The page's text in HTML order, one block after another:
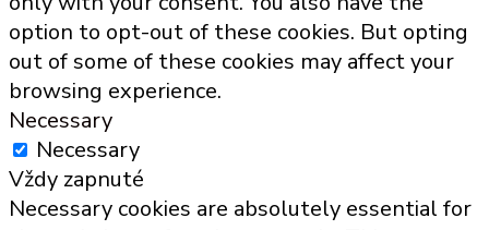
option to opt-out of these cookies. But opting
out of some of these cookies may affect your
browsing experience.
Necessary
Necessary
Vždy zapnuté
Necessary cookies are absolutely essential for